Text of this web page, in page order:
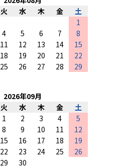
火 水 木 金
土
1
4 5 6 7
8
11 12 13 14
15
18 19 20 21
22
25 26 27 28
29
2026年09月
火 水 木 金
土
1
2 3 4
5
8 9 10 11
12
15 16 17 18
19
22 23 24 25
26
29
30